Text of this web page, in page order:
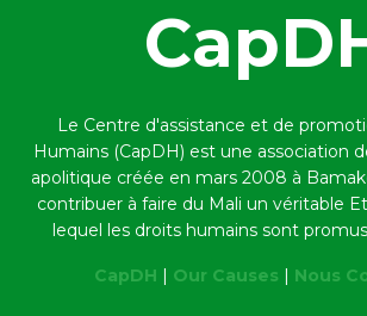
Le Centre d'assistance et de
Humains (CapDH) est une association
apolitique créée en mars 2008 à
contribuer à faire du Mali un véritable
lequel les droits humains sont
CapDH | Our Causes | Nous